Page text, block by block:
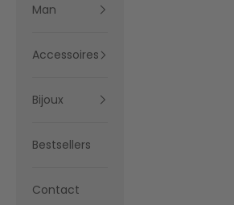
Man
Accessoires
Bijoux
Bestsellers
Contact